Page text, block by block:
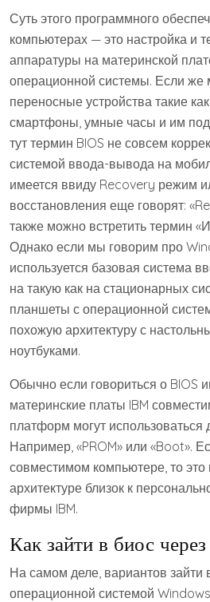
Суть этого программного
компьютерах — это настройка и
аппаратуры на материнской
операционной системы. Если же
переносные устройства такие
смартфоны, умные часы и им
тут термин BIOS не совсем
системой ввода-вывода на
имеется ввиду Recovery режим
восстановления еще говорят:
также можно встретить термин
Однако если мы говорим про
используется базовая система
на такую как на стационарных
планшеты с операционной
похожую архитектуру с
ноутбуками.
Обычно если говориться о BIOS
материнские платы IBM
платформ могут использоваться
Например, «PROM» или «Boot».
совместимом компьютере, то
архитектуре близок к
фирмы IBM.
Как зайти в биос
На самом деле, вариантов зайти
операционной системой